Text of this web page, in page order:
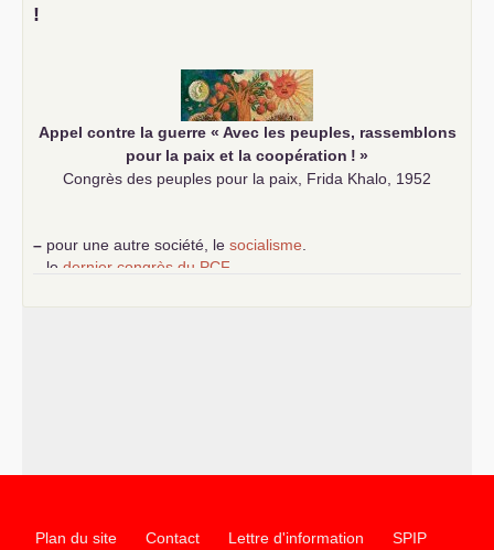
–!
Appel contre la guerre « Avec les peuples, rassemblons
pour la paix et la coopération ! »
Congrès des peuples pour la paix, Frida Khalo, 1952
– pour une autre société, le socialisme
le dernier congrès du PCF
Plan du site Contact Lettre d'information SPIP